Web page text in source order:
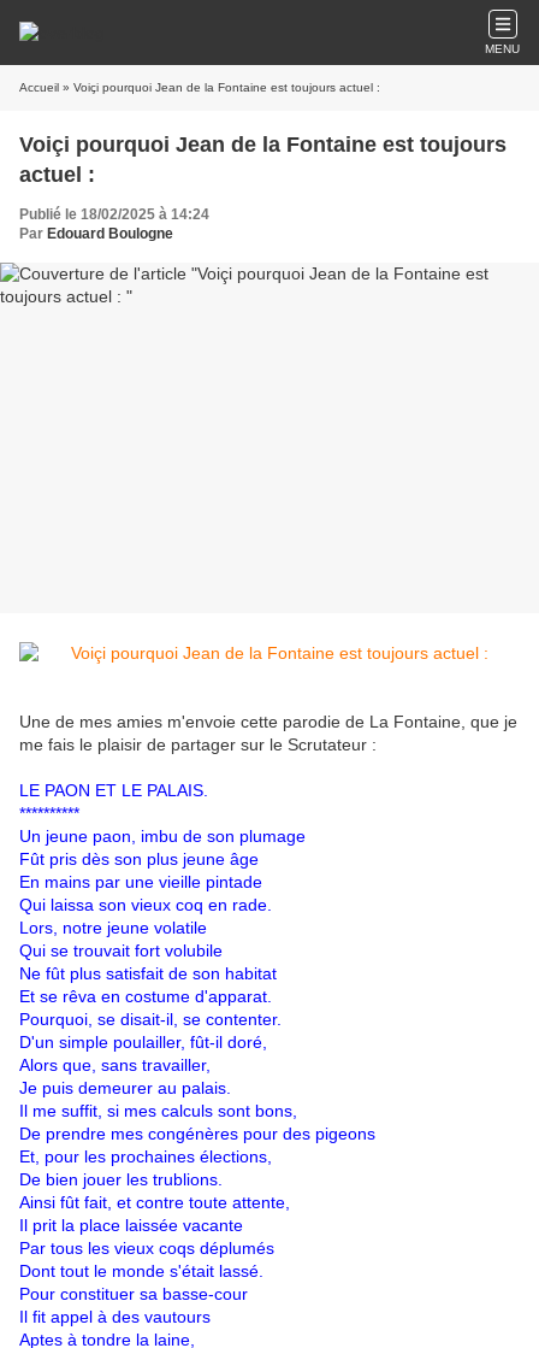
MENU
Accueil » Voiçi pourquoi Jean de la Fontaine est toujours actuel :
Voiçi pourquoi Jean de la Fontaine est toujours
actuel :
Publié le 18/02/2025 à 14:24
Par Edouard Boulogne
Une de mes amies m'envoie cette parodie de La Fontaine, que je
me fais le plaisir de partager sur le Scrutateur :
LE PAON ET LE PALAIS.
**********
Un jeune paon, imbu de son plumage
Fût pris dès son plus jeune âge
En mains par une vieille pintade
Qui laissa son vieux coq en rade.
Lors, notre jeune volatile
Qui se trouvait fort volubile
Ne fût plus satisfait de son habitat
Et se rêva en costume d'apparat.
Pourquoi, se disait-il, se contenter.
D'un simple poulailler, fût-il doré,
Alors que, sans travailler,
Je puis demeurer au palais.
Il me suffit, si mes calculs sont bons,
De prendre mes congénères pour des pigeons
Et, pour les prochaines élections,
De bien jouer les trublions.
Ainsi fût fait, et contre toute attente,
Il prit la place laissée vacante
Par tous les vieux coqs déplumés
Dont tout le monde s'était lassé.
Pour constituer sa basse-cour
Il fit appel à des vautours
Aptes à tondre la laine,